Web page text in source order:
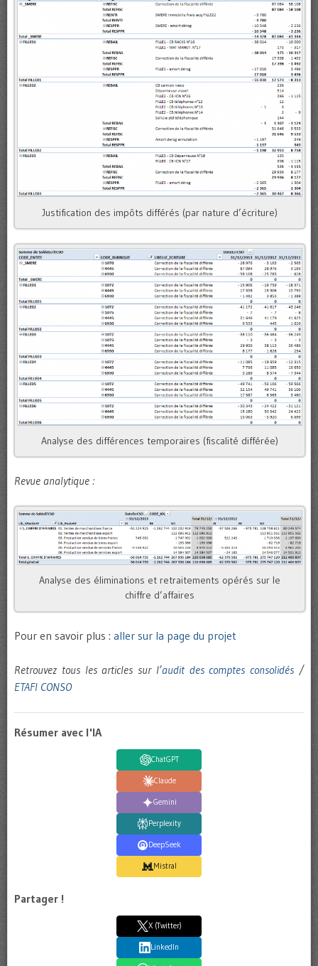
Justification des impôts différés (par nature d’écriture)
Analyse des différences temporaires (fiscalité différée)
Revue analytique :
Analyse des éliminations et retraitements opérés sur le
chiffre d’affaires
Pour en savoir plus : aller sur la page du projet
Retrouvez tous les articles sur l’audit des comptes consolidés /
ETAFI CONSO
Résumer avec l'IA
ChatGPT
Claude
Gemini
Perplexity
DeepSeek
Mistral
Partager !
X (Twitter)
LinkedIn